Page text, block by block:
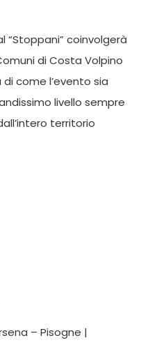
“Stoppani” coinvolgerà
di Costa Volpino
come l’evento sia
livello sempre
territorio
– Pisogne |